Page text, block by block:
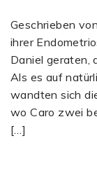
Geschrieben
ihrer
Daniel geraten,
Als es auf
wandten sich
wo Caro zwei
[…]